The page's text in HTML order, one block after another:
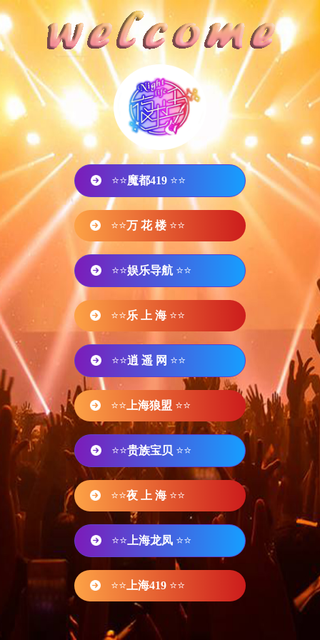
⭐⭐魔都419 ⭐⭐
⭐⭐万 花 楼 ⭐⭐
⭐⭐娱乐导航 ⭐⭐
⭐⭐乐 上 海 ⭐⭐
⭐⭐逍 遥 网 ⭐⭐
⭐⭐ 上海狼盟 ⭐⭐
⭐⭐贵族宝贝 ⭐⭐
⭐⭐夜 上 海 ⭐⭐
⭐⭐ 上海龙凤 ⭐⭐
⭐⭐ 上海419 ⭐⭐